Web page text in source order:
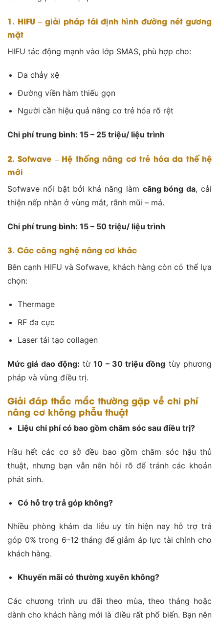
1. HIFU – giải pháp tái định hình đường nét gương
mặt
HIFU tác động mạnh vào lớp SMAS, phù hợp cho:
Da chảy xệ
Đường viền hàm thiếu gọn
Người cần hiệu quả nâng cơ trẻ hóa rõ rệt
Chi phí trung bình: 15 – 25 triệu/ liệu trình
2. Sofwave – Hệ thống nâng cơ trẻ hóa da thế hệ
mới
Sofwave nổi bật bởi khả năng làm căng bóng da, cải
thiện nếp nhăn ở vùng mắt, rãnh mũi – má.
Chi phí trung bình: 15 – 50 triệu/ liệu trình
3. Các công nghệ nâng cơ khác
Bên cạnh HIFU và Sofwave, khách hàng còn có thể lựa
chọn:
Thermage
RF đa cực
Laser tái tạo collagen
Mức giá dao động: từ10 – 30 triệu đồng tùy phương
pháp và vùng điều trị.
Giải đáp thắc mắc thường gặp về chi phí
nâng cơ không phẫu thuật
Liệu chi phí có bao gồm chăm sóc sau điều trị?
Hầu hết các cơ sở đều bao gồm chăm sóc hậu thủ
thuật, nhưng bạn vẫn nên hỏi rõ để tránh các khoản
phát sinh.
Có hỗ trợ trả góp không?
Nhiều phòng khám da liễu uy tín hiện nay hỗ trợ trả
góp 0% trong 6–12 tháng để giảm áp lực tài chính cho
khách hàng.
Khuyến mãi có thường xuyên không?
Các chương trình ưu đãi theo mùa, theo tháng hoặc
dành cho khách hàng mới là điều rất phổ biến. Bạn nên